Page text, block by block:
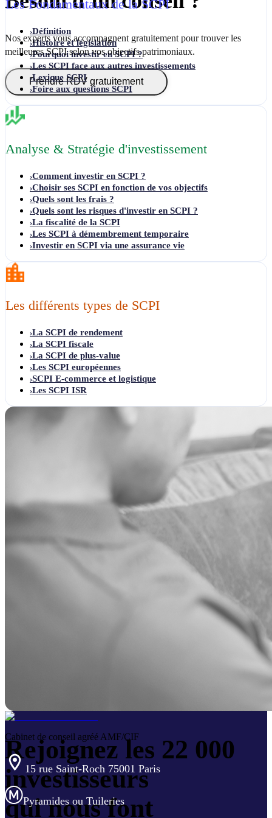
Nos experts vous accompagnent gratuitement pour trouver les
meilleures SCPI selon vos objectifs patrimoniaux.
Prendre RDV gratuitement
Les Fondamentaux de la SCPI
›Définition
›Histoire et législation
›Pourquoi investir en SCPI ?
›Les SCPI face aux autres investissements
›Lexique SCPI
›Foire aux questions SCPI
Analyse & Stratégie d'investissement
›Comment investir en SCPI ?
›Choisir ses SCPI en fonction de vos objectifs
›Quels sont les frais ?
›Quels sont les risques d'investir en SCPI ?
›La fiscalité de la SCPI
›Les SCPI à démembrement temporaire
›Investir en SCPI via une assurance vie
Les différents types de SCPI
›La SCPI de rendement
›La SCPI fiscale
›La SCPI de plus-value
›Les SCPI européennes
›SCPI E-commerce et logistique
›Les SCPI ISR
Rejoignez les 22 000
investisseurs
qui nous font
Cabinet de conseil agréé AMF/CIF
15 rue Saint-Roch 75001 Paris
Pyramides ou Tuileries